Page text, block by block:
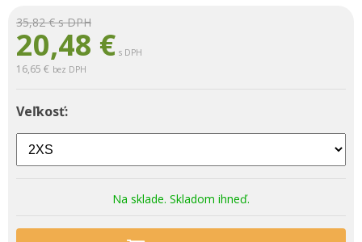
35,82 €s DPH
20,48 € s DPH
16,65 € bez DPH
Veľkosť:
Na sklade. Skladom ihneď.